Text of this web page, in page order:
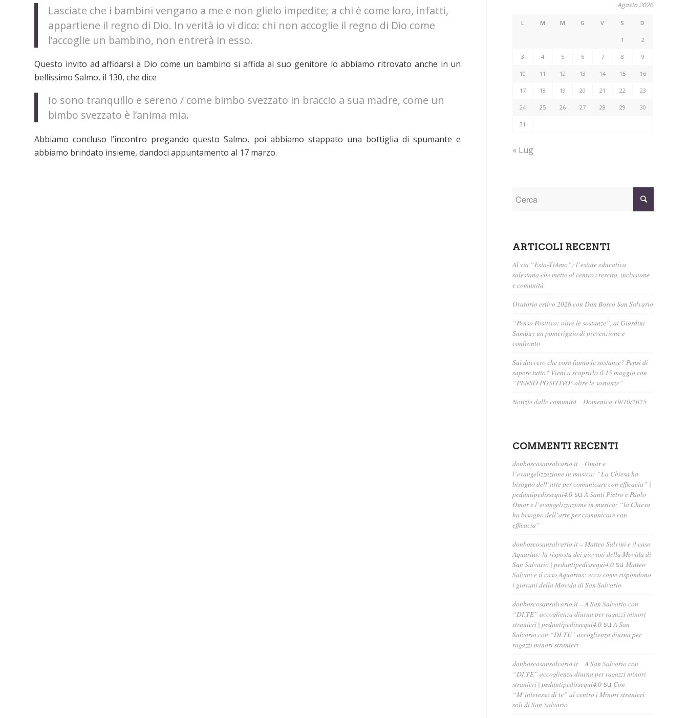
Lasciate che i bambini vengano a me e non glielo impedite; a chi è come loro, infatti,
appartiene il regno di Dio. In verità io vi dico: chi non accoglie il regno di Dio come
l’accoglie un bambino, non entrerà in esso.
Questo invito ad affidarsi a Dio come un bambino si affida al suo genitore lo abbiamo ritrovato anche in un
bellissimo Salmo, il 130, che dice
Io sono tranquillo e sereno / come bimbo svezzato in braccio a sua madre, come un
bimbo svezzato è l’anima mia.
Abbiamo concluso l’incontro pregando questo Salmo, poi abbiamo stappato una bottiglia di spumante e
abbiamo brindato insieme, dandoci appuntamento al 17 marzo.
Agosto 2026
L M M G V S D
1 2
3 4 5 6 7 8 9
10 11 12 13 14 15 16
17 18 19 20 21 22 23
24 25 26 27 28 29 30
31
« Lug
ARTICOLI RECENTI
Al via “Esta-TiAmo”: l’estate educativa
salesiana che mette al centro crescita, inclusione
e comunità
Oratorio estivo 2026 con Don Bosco San Salvario
“Penso Positivo: oltre le sostanze”, ai Giardini
Sambuy un pomeriggio di prevenzione e
confronto
Sai davvero che cosa fanno le sostanze? Pensi di
sapere tutto? Vieni a scoprirlo il 15 maggio con
“PENSO POSITIVO: oltre le sostanze”
Notizie dalle comunità – Domenica 19/10/2025
COMMENTI RECENTI
donboscosansalvario.it – Omar e
l’evangelizzazione in musica: “La Chiesa ha
bisogno dell’arte per comunicare con efficacia” |
pedantipedissequi4.0 suA Santi Pietro e Paolo
Omar e l’evangelizzazione in musica: “la Chiesa
ha bisogno dell’arte per comunicare con
efficacia”
donboscosansalvario.it – Matteo Salvini e il caso
Aquarius: la risposta dei giovani della Movida di
San Salvario | pedantipedissequi4.0 suMatteo
Salvini e il caso Aquarius: ecco come rispondono
i giovani della Movida di San Salvario
donboscosansalvario.it – A San Salvario con
“DI.TE” accoglienza diurna per ragazzi minori
stranieri | pedantipedissequi4.0 suA San
Salvario con “DI.TE” accoglienza diurna per
ragazzi minori stranieri
donboscosansalvario.it – A San Salvario con
“DI.TE” accoglienza diurna per ragazzi minori
stranieri | pedantipedissequi4.0 su Con
“M’interesso di te” al centro i Minori stranieri
soli di San Salvario